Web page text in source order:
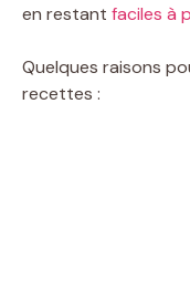
en restant faciles à
Quelques raisons
recettes :